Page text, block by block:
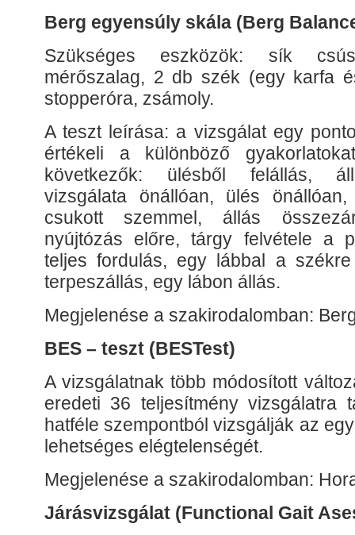
Berg egyensúly skála (Berg
Szükséges eszközök: sík
mérőszalag, 2 db szék (egy karfa
stopperóra, zsámoly.
A teszt leírása: a vizsgálat egy
értékeli a különböző
következők: ülésből felállás,
vizsgálata önállóan, ülés
csukott szemmel, állás
nyújtózás előre, tárgy felvétele a
teljes fordulás, egy lábbal a
terpeszállás, egy lábon állás.
Megjelenése a szakirodalomban:
BES – teszt (BESTest)
A vizsgálatnak több módosított
eredeti 36 teljesítmény vizsgálatra
hatféle szempontból vizsgálják az
lehetséges elégtelenségét.
Megjelenése a szakirodalomban:
Járásvizsgálat (Functional Gait